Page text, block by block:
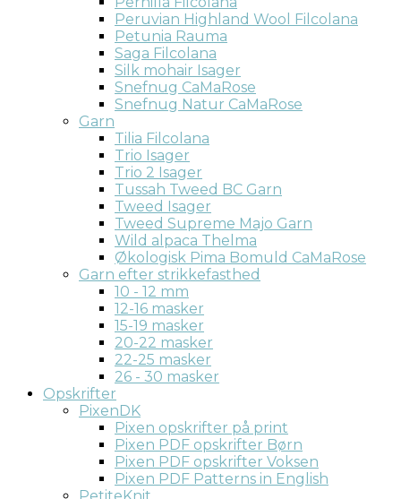
Peruvian Highland Wool Filcolana
Petunia Rauma
Saga Filcolana
Silk mohair Isager
Snefnug CaMaRose
Snefnug Natur CaMaRose
Garn
Tilia Filcolana
Trio Isager
Trio 2 Isager
Tussah Tweed BC Garn
Tweed Isager
Tweed Supreme Majo Garn
Wild alpaca Thelma
Økologisk Pima Bomuld CaMaRose
Garn efter strikkefasthed
10 - 12 mm
12-16 masker
15-19 masker
20-22 masker
22-25 masker
26 - 30 masker
Opskrifter
PixenDK
Pixen opskrifter på print
Pixen PDF opskrifter Børn
Pixen PDF opskrifter Voksen
Pixen PDF Patterns in English